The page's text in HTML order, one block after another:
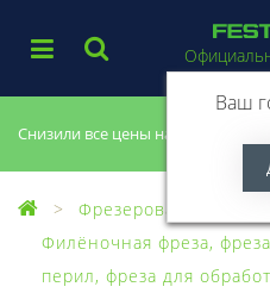
Снизили все цены на 20%, успей
Ваш
Фрезерование
Филёночная фреза,
перил, фреза для